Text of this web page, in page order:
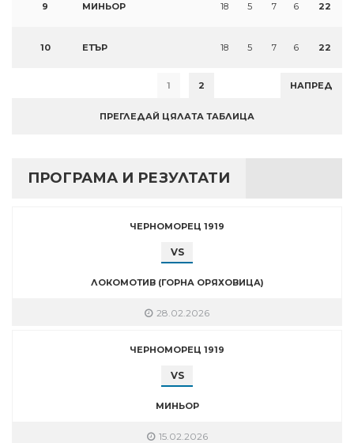
9 МИНЬОР 18 5 7 6 22
10 ЕТЪР 18 5 7 6 22
1 2 НАПРЕД
ПРЕГЛЕДАЙ ЦЯЛАТА ТАБЛИЦА
ПРОГРАМА И РЕЗУЛТАТИ
ЧЕРНОМОРЕЦ 1919
VS
ЛОКОМОТИВ (ГОРНА ОРЯХОВИЦА)
28.02.2026
ЧЕРНОМОРЕЦ 1919
VS
МИНЬОР
15.02.2026